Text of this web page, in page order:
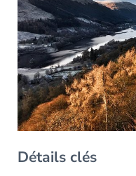
Détails clés